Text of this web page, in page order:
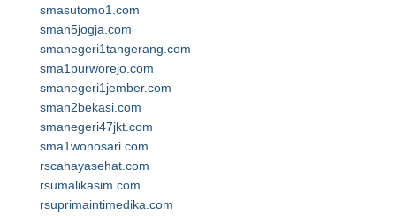
smasutomo1.com
sman5jogja.com
smanegeri1tangerang.com
sma1purworejo.com
smanegeri1jember.com
sman2bekasi.com
smanegeri47jkt.com
sma1wonosari.com
rscahayasehat.com
rsumalikasim.com
rsuprimaintimedika.com